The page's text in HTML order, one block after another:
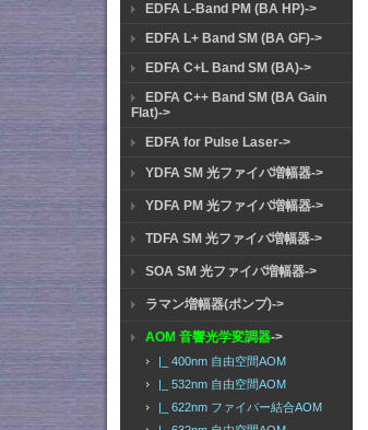
EDFA L-Band PM (BA HP)->
EDFA L+ Band SM (BA GF)->
EDFA C+L Band SM (BA)->
EDFA C++ Band SM (BA Gain
Flat)->
EDFA for Pulse Laser->
YDFA SM 光ファイバ増幅器->
YDFA PM 光ファイバ増幅器->
TDFA SM 光ファイバ増幅器->
SOA SM 光ファイバ増幅器->
ラマン増幅器(ポンプ)->
AOM 音響光学変調器->
|_ 400nm 自由空間AOM
|_ 532nm 自由空間AOM
|_ 622nm ファイバー結合AOM